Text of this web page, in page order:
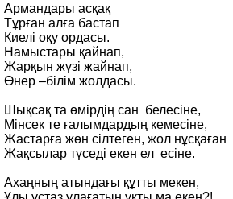
Армандары асқақ
Тұрған алға бастап
Киелі оқу ордасы.
Намыстары қайнап,
Жарқын жүзі жайнап,
Өнер –білім жолдасы.
Шықсақ та өмірдің сан белесіне,
Мінсек те ғалымдардың кемесіне,
Жастарға жөн сілтеген, жол нұсқаған
Жақсылар түседі екен ел есіне.
Ахаңның атындағы құтты мекен,